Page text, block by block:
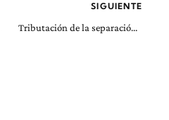
SIGUIENTE
Tributación de la separación de comuneros